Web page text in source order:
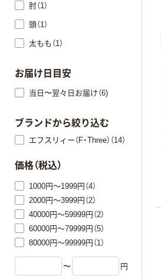
肘（1）
頭（1）
太もも（1）
お届け日目安
当日〜翌々日お届け（6)
ブランドから絞り込む
エフスリィー（F・Three）（14）
価格（税込）
1000円～1999円（4）
2000円～3999円（2）
40000円～59999円（2）
60000円～79999円（5）
80000円～99999円（1）
〜 円